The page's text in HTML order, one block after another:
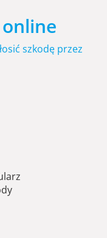
online
szkodę przez